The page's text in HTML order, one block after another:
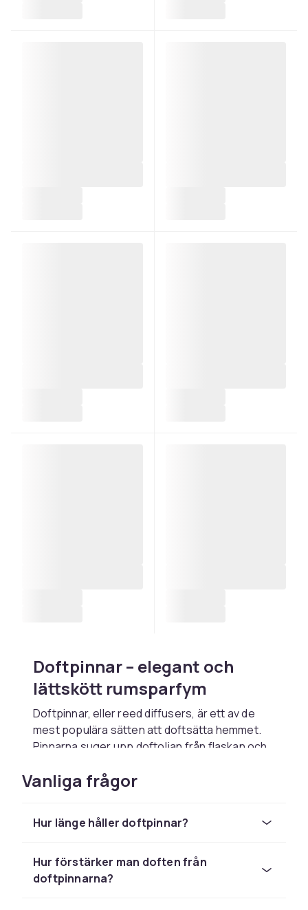
Doftpinnar – elegant och
lättskött rumsparfym
Doftpinnar, eller reed diffusers, är ett av de
mest populära sätten att doftsätta hemmet.
Pinnarna suger upp doftoljan från flaskan och
öppen låga, el eller övervakning. Resultatet är
en diskret men konstant doftupplevelse som
Systemet är enkelt: en glasflaska fylld med
doftolja och en handfull rotting- eller
Vanliga frågor
Hur länge håller doftpinnar?
Hur förstärker man doften från
doftpinnarna?